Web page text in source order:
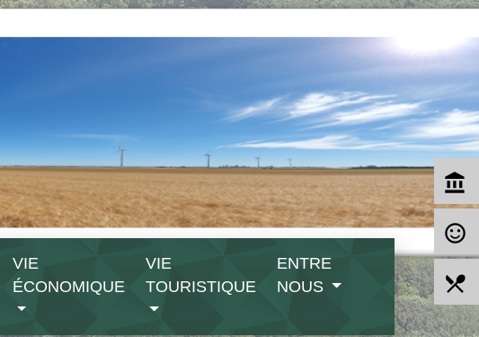
VIE
ÉCONOMIQUE
VIE
TOURISTIQUE
ENTRE
NOUS
account_balance
sentiment_satisfied_alt
local_dining